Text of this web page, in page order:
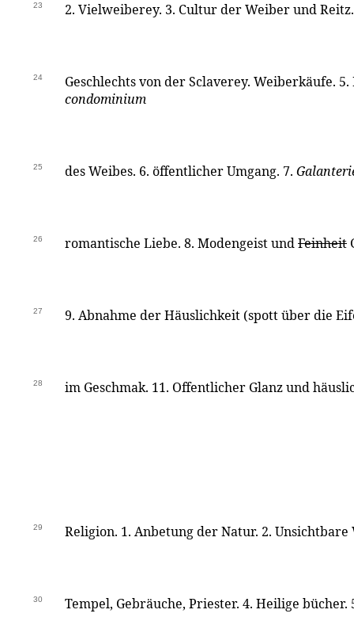
23 2. Vielweiberey. 3. Cultur der Weiber und
24
Geschlechts von der Sclaverey. Weiberkäufe.
condominium
25 des Weibes. 6. öffentlicher Umgang. 7.
26 romantische Liebe. 8. Modengeist undFeinheit
27 9. Abnahme der Häuslichkeit (spott über die
28 im Geschmak. 11. Offentlicher Glanz und
29 Religion. 1. Anbetung der Natur. 2. Unsichtbare
30 Tempel, Gebräuche, Priester. 4. Heilige bücher.